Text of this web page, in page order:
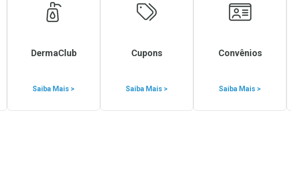
DermaClub
Saiba Mais >
Cupons
Saiba Mais >
Convênios
Saiba Mais >